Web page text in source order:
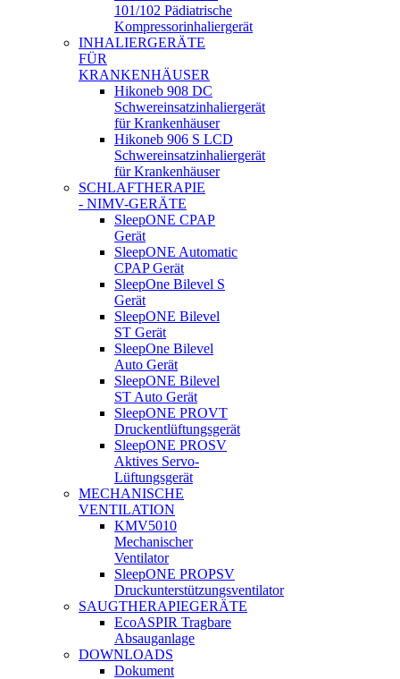
101/102 Pädiatrische
Kompressorinhaliergerät
INHALIERGERÄTE
FÜR
KRANKENHÄUSER
Hikoneb 908 DC
Schwereinsatzinhaliergerät
für Krankenhäuser
Hikoneb 906 S LCD
Schwereinsatzinhaliergerät
für Krankenhäuser
SCHLAFTHERAPIE
- NIMV-GERÄTE
SleepONE CPAP
Gerät
SleepONE Automatic
CPAP Gerät
SleepOne Bilevel S
Gerät
SleepONE Bilevel
ST Gerät
SleepOne Bilevel
Auto Gerät
SleepONE Bilevel
ST Auto Gerät
SleepONE PROVT
Druckentlüftungsgerät
SleepONE PROSV
Aktives Servo-
Lüftungsgerät
MECHANISCHE
VENTILATION
KMV5010
Mechanischer
Ventilator
SleepONE PROPSV
Druckunterstützungsventilator
SAUGTHERAPIEGERÄTE
EcoASPIR Tragbare
Absauganlage
DOWNLOADS
Dokument